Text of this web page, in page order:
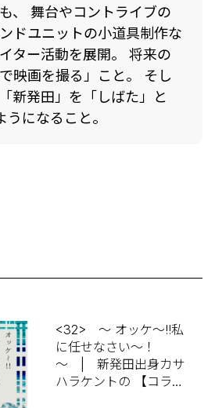
、 舞台やコントライブの
ドユニットの小道具制作な
ター活動を展開。 将来の
映画を撮る」こと。 そし
新発田」を「しばた」と
になること。
<32> ～ オッケ～!!私
に任せなさい～！
～ | 新発田出身カサ
ハラケントの 【コラム